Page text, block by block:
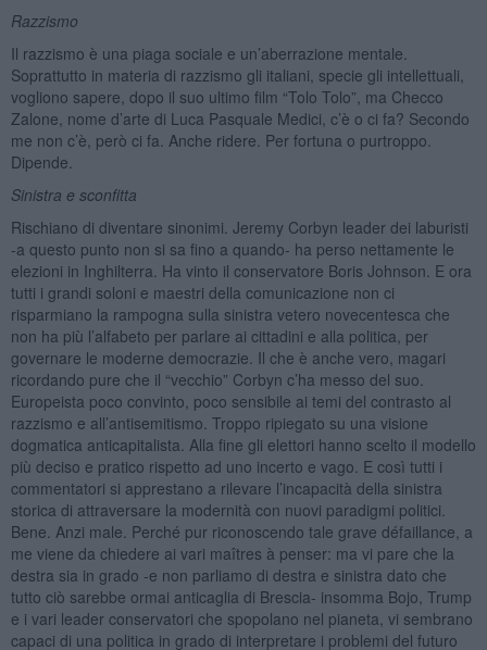
Razzismo
Il razzismo è una piaga sociale e un’aberrazione mentale.
Soprattutto in materia di razzismo gli italiani, specie gli intellettuali,
vogliono sapere, dopo il suo ultimo film “Tolo Tolo”, ma Checco
Zalone, nome d’arte di Luca Pasquale Medici, c’è o ci fa? Secondo
me non c’è, però ci fa. Anche ridere. Per fortuna o purtroppo.
Dipende.
Sinistra e sconfitta
Rischiano di diventare sinonimi. Jeremy Corbyn leader dei laburisti
-a questo punto non si sa fino a quando- ha perso nettamente le
elezioni in Inghilterra. Ha vinto il conservatore Boris Johnson. E ora
tutti i grandi soloni e maestri della comunicazione non ci
risparmiano la rampogna sulla sinistra vetero novecentesca che
non ha più l’alfabeto per parlare ai cittadini e alla politica, per
governare le moderne democrazie. Il che è anche vero, magari
ricordando pure che il “vecchio” Corbyn c’ha messo del suo.
Europeista poco convinto, poco sensibile ai temi del contrasto al
razzismo e all’antisemitismo. Troppo ripiegato su una visione
dogmatica anticapitalista. Alla fine gli elettori hanno scelto il modello
più deciso e pratico rispetto ad uno incerto e vago. E così tutti i
commentatori si apprestano a rilevare l’incapacità della sinistra
storica di attraversare la modernità con nuovi paradigmi politici.
Bene. Anzi male. Perché pur riconoscendo tale grave défaillance, a
me viene da chiedere ai vari maîtres à penser: ma vi pare che la
destra sia in grado -e non parliamo di destra e sinistra dato che
tutto ciò sarebbe ormai anticaglia di Brescia- insomma Bojo, Trump
e i vari leader conservatori che spopolano nel pianeta, vi sembrano
capaci di una politica in grado di interpretare i problemi del futuro